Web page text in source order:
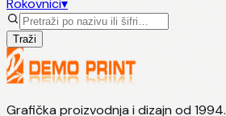
Rokovnici▾
Traži
Grafička proizvodnja i dizajn od 1994.